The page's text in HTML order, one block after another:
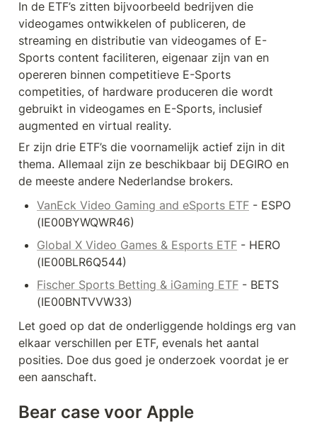
In de ETF’s zitten bijvoorbeeld bedrijven die
videogames ontwikkelen of publiceren, de
streaming en distributie van videogames of E-
Sports content faciliteren, eigenaar zijn van en
opereren binnen competitieve E-Sports
competities, of hardware produceren die wordt
gebruikt in videogames en E-Sports, inclusief
augmented en virtual reality.
Er zijn drie ETF’s die voornamelijk actief zijn in dit
thema. Allemaal zijn ze beschikbaar bij DEGIRO en
de meeste andere Nederlandse brokers.
VanEck Video Gaming and eSports ETF - ESPO
(IE00BYWQWR46)
Global X Video Games & Esports ETF - HERO
(IE00BLR6Q544)
Fischer Sports Betting & iGaming ETF - BETS
(IE00BNTVVW33)
Let goed op dat de onderliggende holdings erg van
elkaar verschillen per ETF, evenals het aantal
posities. Doe dus goed je onderzoek voordat je er
een aanschaft.
Bear case voor Apple